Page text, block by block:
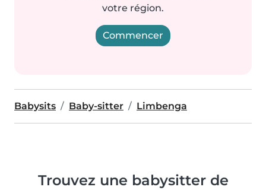
votre région.
Commencer
Babysits Baby-sitter Limbenga
Trouvez une babysitter de